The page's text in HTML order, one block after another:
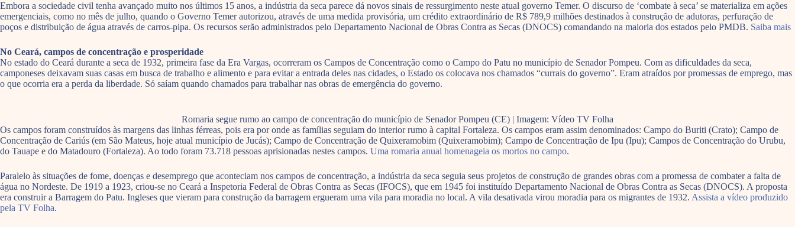
Embora a sociedade civil tenha avançado muito nos últimos 15 anos, a indústria da seca parece dá novos sinais de ressurgimento neste atual governo Temer. O discurso de ‘combate à seca’ se materializa em ações
emergenciais, como no mês de julho, quando o Governo Temer autorizou, através de uma medida provisória, um crédito extraordinário de R$ 789,9 milhões destinados à construção de adutoras, perfuração de
poços e distribuição de água através de carros-pipa. Os recursos serão administrados pelo Departamento Nacional de Obras Contra as Secas (DNOCS) comandando na maioria dos estados pelo PMDB. Saiba mais
No Ceará, campos de concentração e prosperidade
No estado do Ceará durante a seca de 1932, primeira fase da Era Vargas, ocorreram os Campos de Concentração como o Campo do Patu no município de Senador Pompeu. Com as dificuldades da seca,
camponeses deixavam suas casas em busca de trabalho e alimento e para evitar a entrada deles nas cidades, o Estado os colocava nos chamados “currais do governo”. Eram atraídos por promessas de emprego, mas
o que ocorria era a perda da liberdade. Só saíam quando chamados para trabalhar nas obras de emergência do governo.
Romaria segue rumo ao campo de concentração do município de Senador Pompeu (CE) | Imagem: Vídeo TV Folha
Os campos foram construídos às margens das linhas férreas, pois era por onde as famílias seguiam do interior rumo à capital Fortaleza. Os campos eram assim denominados: Campo do Buriti (Crato); Campo de
Concentração de Cariús (em São Mateus, hoje atual município de Jucás); Campo de Concentração de Quixeramobim (Quixeramobim); Campo de Concentração de Ipu (Ipu); Campos de Concentração do Urubu,
do Tauape e do Matadouro (Fortaleza). Ao todo foram 73.718 pessoas aprisionadas nestes campos. Uma romaria anual homenageia os mortos no campo.
Paralelo às situações de fome, doenças e desemprego que aconteciam nos campos de concentração, a indústria da seca seguia seus projetos de construção de grandes obras com a promessa de combater a falta de
água no Nordeste. De 1919 a 1923, criou-se no Ceará a Inspetoria Federal de Obras Contra as Secas (IFOCS), que em 1945 foi instituído Departamento Nacional de Obras Contra as Secas (DNOCS). A proposta
era construir a Barragem do Patu. Ingleses que vieram para construção da barragem ergueram uma vila para moradia no local. A vila desativada virou moradia para os migrantes de 1932. Assista a vídeo produzido
pela TV Folha.